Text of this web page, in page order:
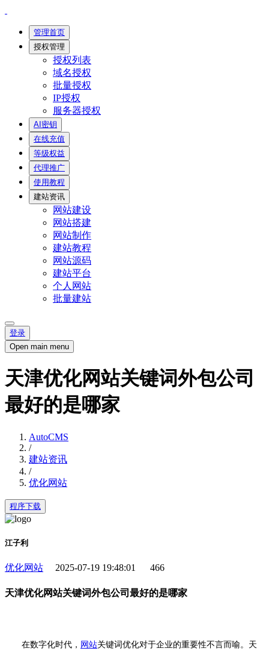
管理首页
授权管理
授权列表
域名授权
批量授权
IP授权
服务器授权
AI密钥
在线充值
等级权益
代理推广
使用教程
建站资讯
网站建设
网站搭建
网站制作
建站教程
网站源码
建站平台
个人网站
批量建站
登录
Open main menu
天津优化网站关键词外包公司
最好的是哪家
AutoCMS
/
建站资讯
/
优化网站
程序下载
江子利
优化网站 2025-07-19 19:48:01 466
天津优化网站关键词外包公司最好的是哪家
在数字化时代， 网站关键词优化对于企业的重要性不言而喻。天